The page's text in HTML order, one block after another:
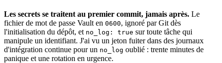
Les secrets se traitent au premier commit, jamais après. Le
fichier de mot de passe Vault en 0600, ignoré parGit dès
l'initialisation du dépôt, et no_log: true sur toute tâche qui
manipule un identifiant. J'ai vu un jeton fuiter dans des journaux
d'intégration continue pour un no_log oublié : trente minutes de
panique et une rotation en urgence.